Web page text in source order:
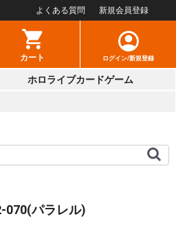
よくある質問 新規会員登録
カート ログイン/新規登録
ホロライブカードゲーム
070(パラレル)